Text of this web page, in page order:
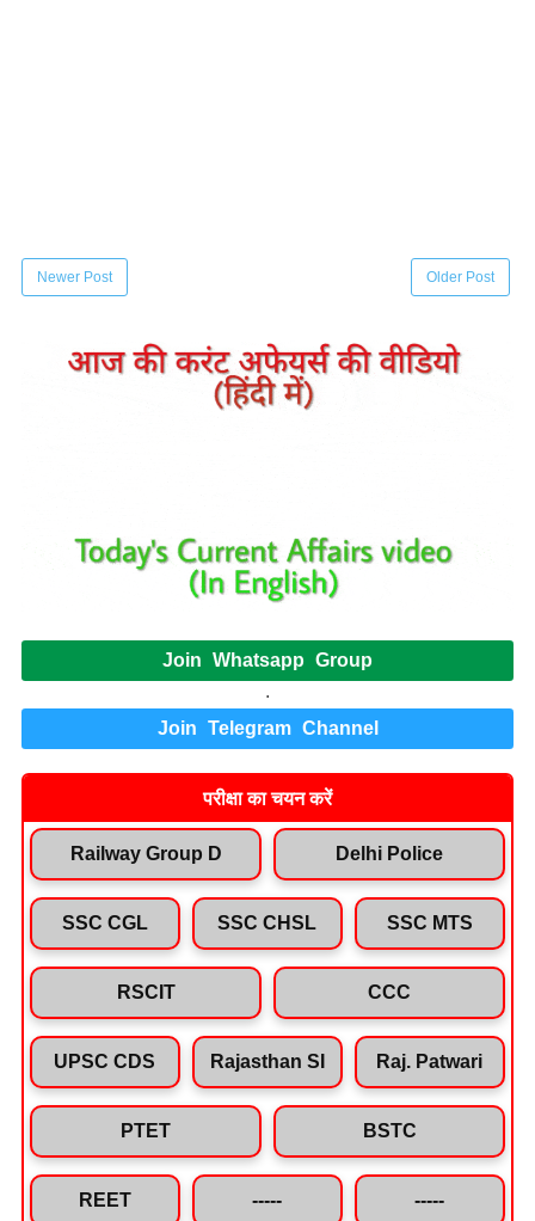
Newer Post Older Post
Join Whatsapp Group
.
Join Telegram Channel
परीक्षा का चयन करें
Railway Group D Delhi Police
SSC CGL SSC CHSL SSC MTS
RSCIT CCC
UPSC CDS Rajasthan SI Raj. Patwari
PTET BSTC
REET ----- -----